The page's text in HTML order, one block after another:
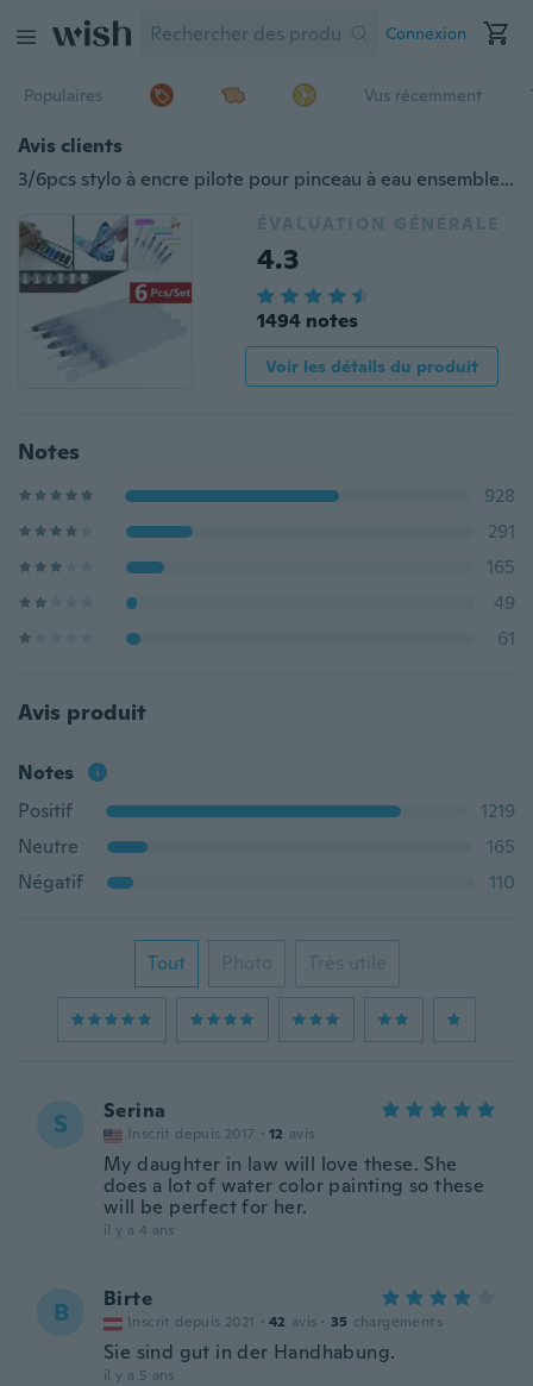
Connexion
Populaires Vus récemment
Avis clients
3/6pcs stylo à encre pilote pour pinceau à eau ensemble d'outils de peinture calligraphie aquarelle
ÉVALUATION GÉNÉRALE
4.3
1494 notes
Voir les détails du produit
Notes
928
291
165
49
61
Avis produit
Notes
Positif
1219
Neutre
165
Négatif
110
Tout Photo Très utile
S Serina
Inscrit depuis 2017 · 12 avis
My daughter in law will love these. She
does a lot of water color painting so these
will be perfect for her.
il y a 4 ans
B Birte
Inscrit depuis 2021 · 42 avis · 35 chargements
Sie sind gut in der Handhabung.
il y a 5 ans